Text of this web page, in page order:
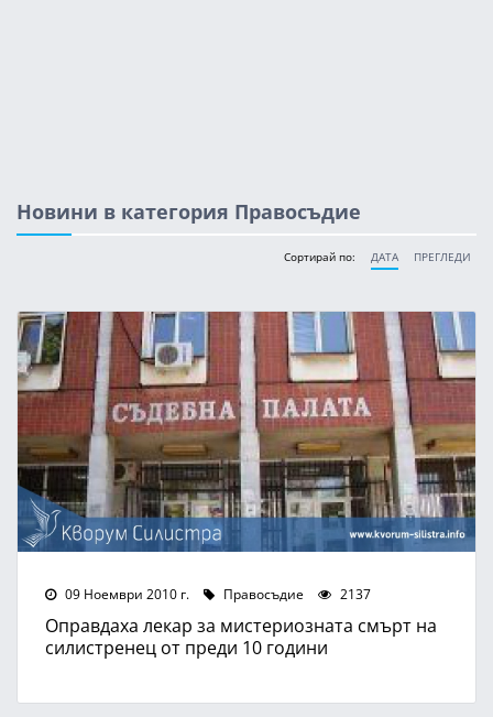
Новини в категория Правосъдие
Сортирай по: ДАТА ПРЕГЛЕДИ
09 Ноември 2010 г. Правосъдие 2137
Оправдаха лекар за мистериозната смърт на
силистренец от преди 10 години